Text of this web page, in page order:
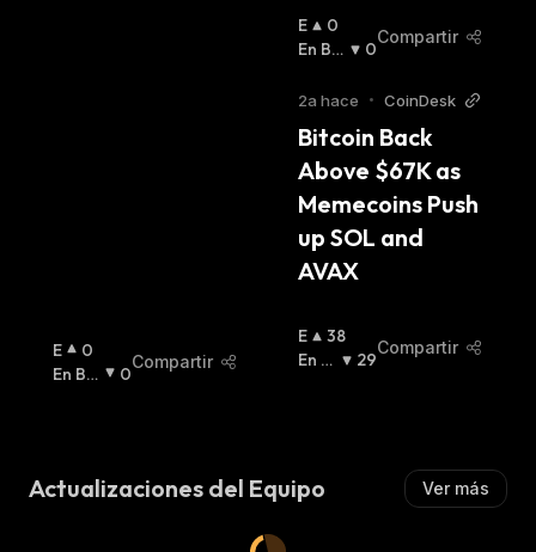
E
N
:
0
En Baj
0
Compartir
E
N
L
A
:
0
En Baj
0
Compartir
2a hace • CoinDesk
Bitcoin Back
Above $67K as
Memecoins Push
up SOL and
AVAX
E
N
38
En B
29
Compartir
Actualizaciones del Equipo Ver más